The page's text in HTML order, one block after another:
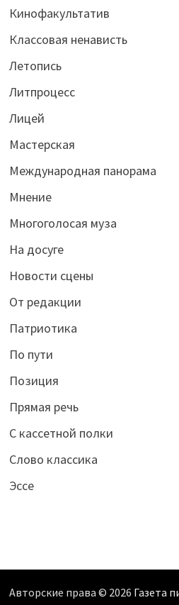
Кинофакультатив
Классовая ненависть
Летопись
Литпроцесс
Лицей
Мастерская
Международная панорама
Мнение
Многоголосая муза
На досуге
Новости сцены
От редакции
Патриотика
По пути
Позиция
Прямая речь
С кассетной полки
Слово классика
Эссе
Авторские права © 2026 Газета